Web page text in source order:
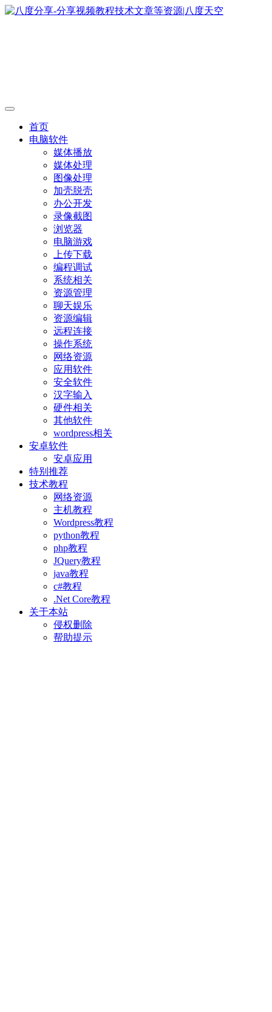
首页
电脑软件
媒体播放
媒体处理
图像处理
加壳脱壳
办公开发
录像截图
浏览器
电脑游戏
上传下载
编程调试
系统相关
资源管理
聊天娱乐
资源编辑
远程连接
操作系统
网络资源
应用软件
安全软件
汉字输入
硬件相关
其他软件
wordpress相关
安卓软件
安卓应用
特别推荐
技术教程
网络资源
主机教程
Wordpress教程
python教程
php教程
JQuery教程
java教程
c#教程
.Net Core教程
关于本站
侵权删除
帮助提示